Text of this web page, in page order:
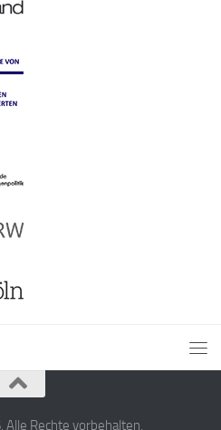
Alle Rechte vorbehalten.